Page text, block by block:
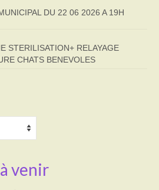
DU 22 06 2026 A 19H
STERILISATION+ RELAYAGE
CHATS BENEVOLES
venir